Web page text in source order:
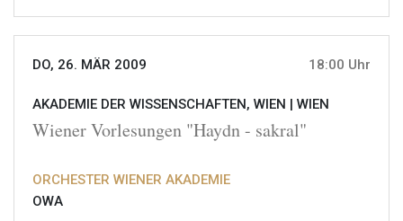
DO, 26. MÄR 2009 18:00 Uhr
AKADEMIE DER WISSENSCHAFTEN, WIEN | WIEN
Wiener Vorlesungen "Haydn - sakral"
ORCHESTER WIENER AKADEMIE
OWA